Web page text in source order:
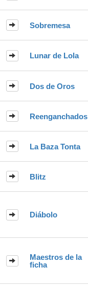
Sobremesa
Lunar de Lola
Dos de Oros
Reenganchados
La Baza Tonta
Blitz
Diábolo
Maestros de la
ficha